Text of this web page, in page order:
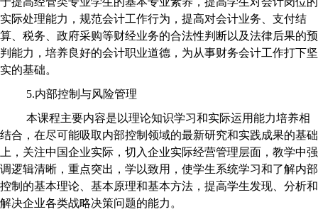
实际处理能力，规范会计工作行为，提高对会计业务、支付结
算、税务、政府采购等财经业务的合法性判断以及法律后果的预
判能力，培养良好的会计职业道德，为从事财务会计工作打下坚
实的基础。
5.内部控制与风险管理
本课程主要内容是以理论知识学习和实际运用能力培养相
结合，在尽可能吸取内部控制领域的最新研究和实践成果的基础
上，关注中国企业实际，切入企业实际经营管理层面，教学中强
调逻辑清晰，重点突出，学以致用，使学生系统学习和了解内部
控制的基本理论、基本原理和基本方法，提高学生发现、分析和
解决企业各类战略决策问题的能力。